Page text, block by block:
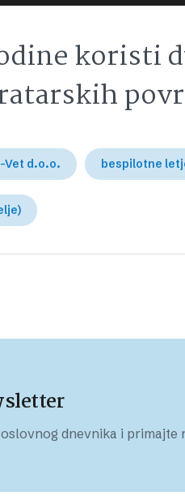
koristi
Vet d.o.o. bespilotne
dnevnika i primajte